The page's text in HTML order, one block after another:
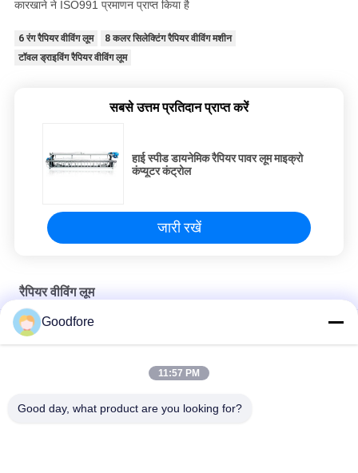
कारखाने ने ISO991 प्रमाणन प्राप्त किया है
6 रंग रैपियर वीविंग लूम
8 कलर सिलेक्टिंग रैपियर वीविंग मशीन
टॉवल ड्राइविंग रैपियर वीविंग लूम
सबसे उत्तम प्रतिदान प्राप्त करें
हाई स्पीड डायनेमिक रैपियर पावर लूम माइक्रो
कंप्यूटर कंट्रोल
जारी रखें
रैपियर वीविंग लूम
गर्म बिक्री हाई स्पीड 150 सेमी वीड चौड़ाई रैपियर वीविंग लूम 1080 मीटर / मिनट
Goodfore
11:57 PM
Good day, what product are you looking for?